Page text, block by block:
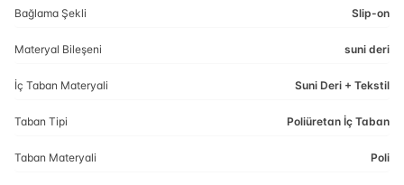
Bağlama Şekli Slip-on
Materyal Bileşeni suni deri
İç Taban Materyali Suni Deri + Tekstil
Taban Tipi Poliüretan İç Taban
Taban Materyali Poli